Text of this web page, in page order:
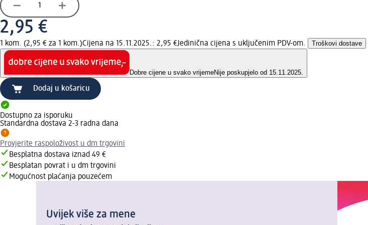
2,95 €
1 kom. (2,95 € za 1 kom.)Cijena na 15.11.2025.: 2,95 €Jedinična cijena s uključenim PDV-om. Troškovi dostave
Dobre cijene u svako vrijemeNije poskupjelo od 15.11.2025.
Dodaj u košaricu
Dostupno za isporuku
Standardna dostava 2-3 radna dana
Provjerite raspoloživost u dm trgovini
Besplatna dostava iznad 49 €
Besplatan povrat i u dm trgovini
Mogućnost plaćanja pouzećem
Uvijek više za mene